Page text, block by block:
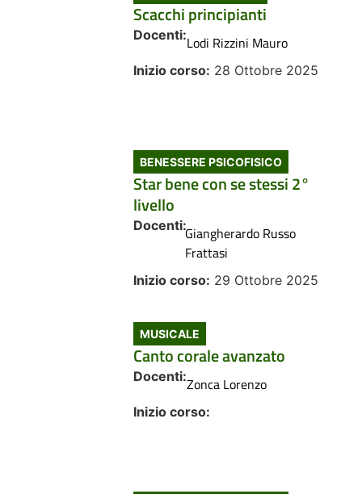
Scacchi principianti
Docenti:Lodi Rizzini Mauro
Inizio corso: 28 Ottobre 2025
BENESSERE PSICOFISICO
Star bene con se stessi 2°
livello
Docenti:Giangherardo Russo
Frattasi
Inizio corso: 29 Ottobre 2025
MUSICALE
Canto corale avanzato
Docenti:Zonca Lorenzo
Inizio corso: